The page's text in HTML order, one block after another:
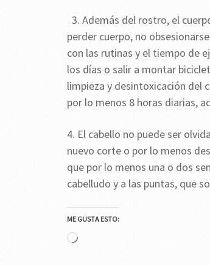
3. Además del rostro, el
perder cuerpo, no
con las rutinas y el tiempo de
los días o salir a montar
limpieza y desintoxicación del
por lo menos 8 horas diarias,
4. El cabello no puede ser
nuevo corte o por lo menos
que por lo menos una o dos
cabelludo y a las puntas, que
ME GUSTA ESTO:
Cargando...